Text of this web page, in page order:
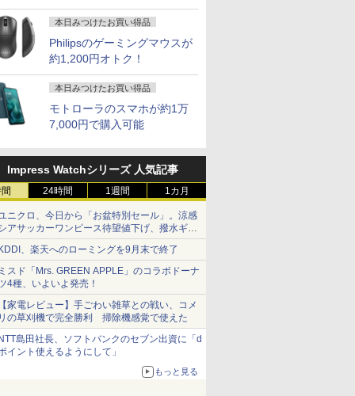
本日みつけたお買い得品
Philipsのゲーミングマウスが
約1,200円オトク！
本日みつけたお買い得品
モトローラのスマホが約1万
7,000円で購入可能
Impress Watchシリーズ 人気記事
24時間 1週間 1カ月
ニクロ、今日から「お盆特別セール」。涼感
アサッカーワンピース待望値下げ、撥水ギア
ョーツは1990円に
、楽天へのローミングを9月末で終了
スド「Mrs. GREEN APPLE」のコラボドーナ
4種、いよいよ発売！
家電レビュー】手ごわい雑草との戦い、コメ
の草刈機で完全勝利 掃除機感覚で使えた
島田社長、ソフトバンクのセブン出資に「d
イント使えるようにして」
もっと見る